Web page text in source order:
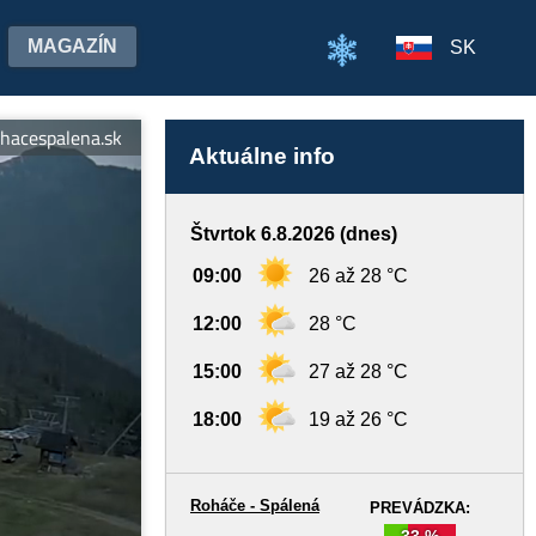
MAGAZÍN SK
Aktuálne info
Štvrtok 6.8.2026 (dnes)
09:00 26 až 28 °C
12:00 28 °C
15:00 27 až 28 °C
18:00 19 až 26 °C
PREVÁDZKA:
Roháče - Spálená